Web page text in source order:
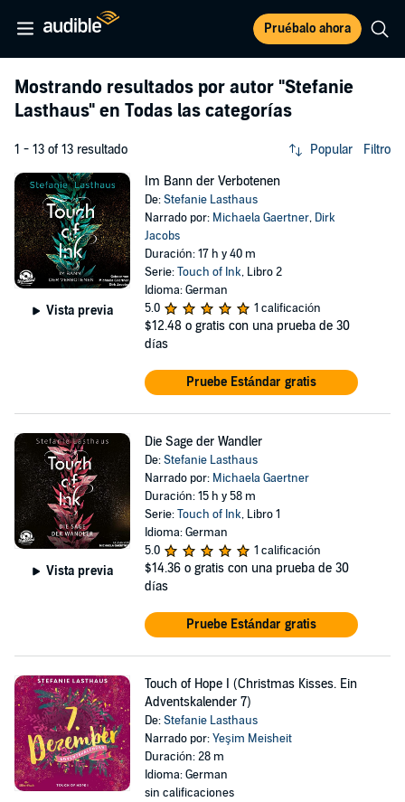
Pruébalo ahora
Mostrando resultados por autor "Stefanie
Lasthaus" en Todas las categorías
1 - 13 of 13 resultado Popular Filtro
Vista previa
Im Bann der Verbotenen
De:Stefanie Lasthaus
Narrado por: Michaela Gaertner, Dirk
Jacobs
Duración: 17 h y 40 m
Serie:Touch of Ink, Libro 2
Idioma: German
5.0
1 calificación
$12.48 o gratis con una prueba de 30
días
Pruebe Estándar gratis
Vista previa
Die Sage der Wandler
De:Stefanie Lasthaus
Narrado por: Michaela Gaertner
Duración: 15 h y 58 m
Serie:Touch of Ink, Libro 1
Idioma: German
5.0
1 calificación
$14.36 o gratis con una prueba de 30
días
Pruebe Estándar gratis
Touch of Hope I (Christmas Kisses. Ein
Adventskalender 7)
De:Stefanie Lasthaus
Narrado por:Yeşim Meisheit
Duración: 28 m
Idioma: German
sin calificaciones